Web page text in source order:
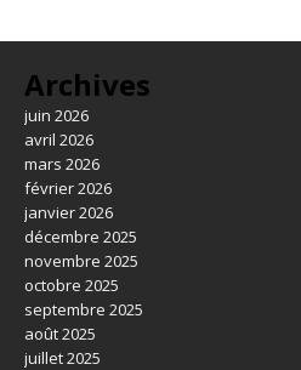
Archives
juin 2026
avril 2026
mars 2026
février 2026
janvier 2026
décembre 2025
novembre 2025
octobre 2025
septembre 2025
août 2025
juillet 2025